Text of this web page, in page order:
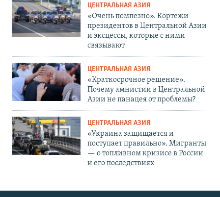
ЦЕНТРАЛЬНАЯ АЗИЯ
«Очень помпезно». Кортежи
президентов в Центральной Азии
и эксцессы, которые с ними
связывают
ЦЕНТРАЛЬНАЯ АЗИЯ
«Краткосрочное решение».
Почему амнистии в Центральной
Азии не панацея от проблемы?
ЦЕНТРАЛЬНАЯ АЗИЯ
«Украина защищается и
поступает правильно». Мигранты
— о топливном кризисе в России
и его последствиях